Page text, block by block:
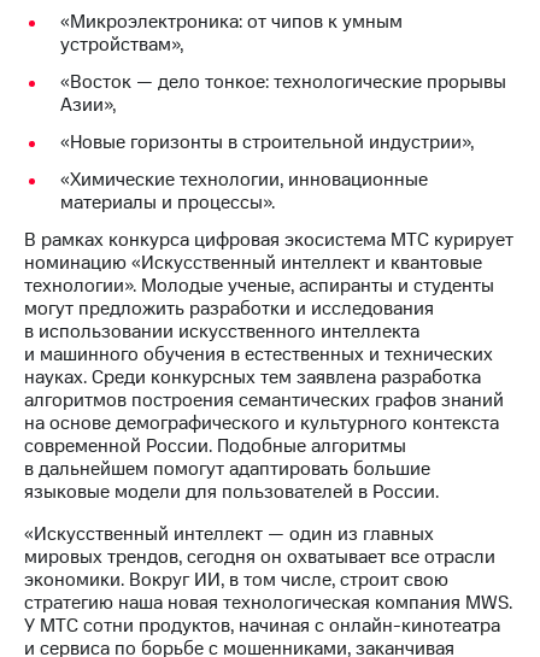
Описание
Программа
Порядок
выкупа
акций
Рынок
облигаций
Описание
Еврооблигации-2023
Уведомление
о
погашении
именных
облигаций
Другое
Регистратор
Реквизиты
Контакты
развитие
деловая этика
На главную
«Микроэлектроника: от чипов к умным
устройствам»,
«Восток — дело тонкое: технологические прорывы
Азии»,
«Новые горизонты в строительной индустрии»,
«Химические технологии, инновационные
материалы и процессы».
В рамках конкурса цифровая экосистема МТС курирует
номинацию «Искусственный интеллект и квантовые
технологии». Молодые ученые, аспиранты и студенты
могут предложить разработки и исследования
в использовании искусственного интеллекта
и машинного обучения в естественных и технических
науках. Среди конкурсных тем заявлена разработка
алгоритмов построения семантических графов знаний
на основе демографического и культурного контекста
современной России. Подобные алгоритмы
в дальнейшем помогут адаптировать большие
языковые модели для пользователей в России.
«Искусственный интеллект — один из главных
мировых трендов, сегодня он охватывает все отрасли
экономики. Вокруг ИИ, в том числе, строит свою
стратегию наша новая технологическая компания MWS.
У МТС сотни продуктов, начиная с онлайн-кинотеатра
и сервиса по борьбе с мошенниками, заканчивая